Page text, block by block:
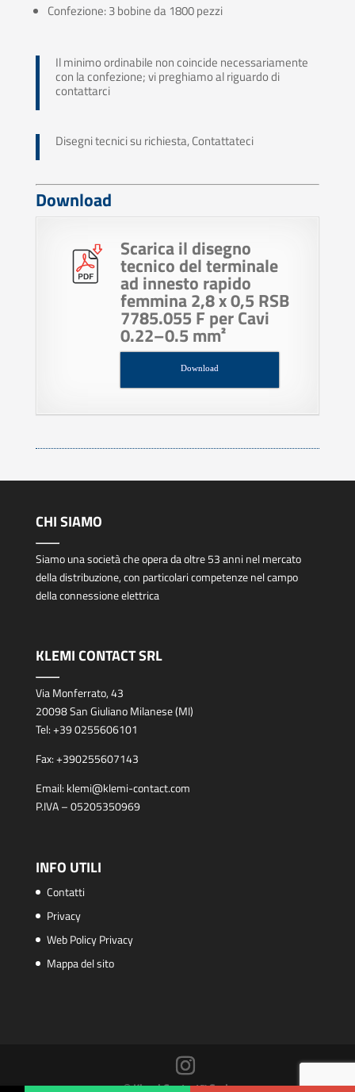
Confezione: 3 bobine da 1800 pezzi
Il minimo ordinabile non coincide necessariamente
con la confezione; vi preghiamo al riguardo di
contattarci
Disegni tecnici su richiesta, Contattateci
Download
Scarica il disegno
tecnico del terminale
ad innesto rapido
femmina 2,8 x 0,5 RSB
7785.055 F per Cavi
0.22–0.5 mm²
Download
CHI SIAMO
Siamo una società che opera da oltre 53 anni nel mercato
della distribuzione, con particolari competenze nel campo
della connessione elettrica
KLEMI CONTACT SRL
Via Monferrato, 43
20098 San Giuliano Milanese (MI)
Tel:+39 0255606101
Fax:+390255607143
Email: klemi@klemi-contact.com
P.IVA – 05205350969
INFO UTILI
Contatti
Privacy
Web Policy Privacy
Mappa del sito
© Klemi Contact™ S.r.l.